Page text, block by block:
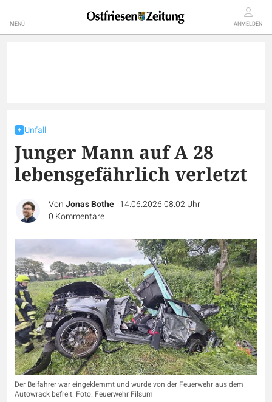
MENÜ ANMELDEN
Unfall
Junger Mann auf A 28
lebensgefährlich verletzt
VonJonas Bothe| 14.06.2026 08:02 Uhr|
0 Kommentare
Der Beifahrer war eingeklemmt und wurde von der Feuerwehr aus dem
Autowrack befreit. Foto: Feuerwehr Filsum